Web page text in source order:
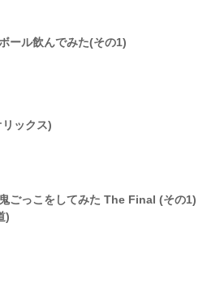
ール飲んでみた(その1)
ックス)
ごっこをしてみた The Final (その1)
)